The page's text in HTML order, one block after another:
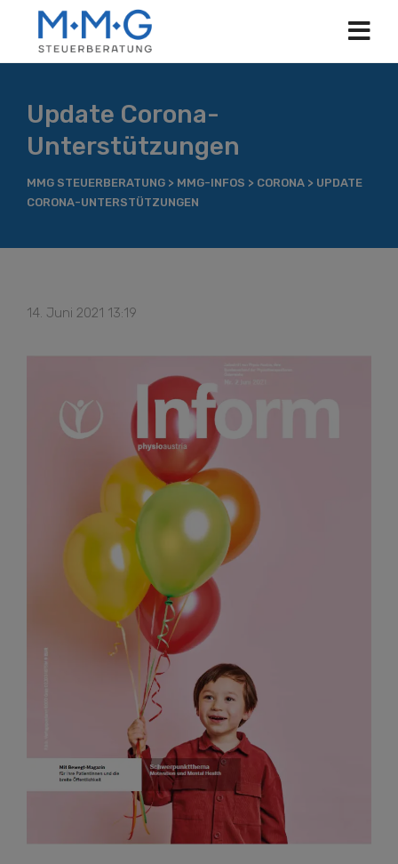
Update Corona-
Unterstützungen
MMG STEUERBERATUNG > MMG-INFOS > CORONA > UPDATE
CORONA-UNTERSTÜTZUNGEN
14. Juni 2021 13:19